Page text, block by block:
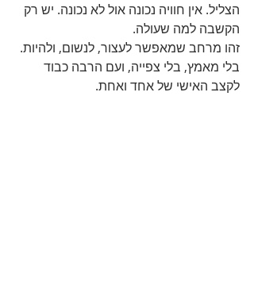
הצליל. אין חוויה נכונה אול לא נכונה. יש רק
הקשבה למה שעולה.
זהו מרחב שמאפשר לעצור, לנשום, ולהיות.
בלי מאמץ, בלי צפייה, ועם הרבה כבוד
לקצב האישי של אחד ואחת.